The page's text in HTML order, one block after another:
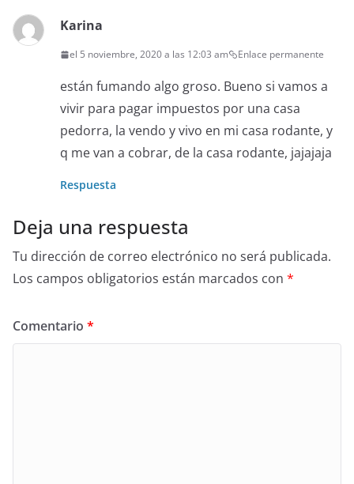
Karina
el 5 noviembre, 2020 a las 12:03 am Enlace permanente
están fumando algo groso. Bueno si vamos a
vivir para pagar impuestos por una casa
pedorra, la vendo y vivo en mi casa rodante, y
q me van a cobrar, de la casa rodante, jajajaja
Respuesta
Deja una respuesta
Tu dirección de correo electrónico no será publicada.
Los campos obligatorios están marcados con *
Comentario *